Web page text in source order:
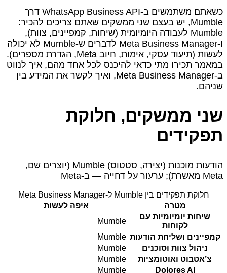
כשאתם משתמשים ב‑WhatsApp Business API דרך
Mumble, יש בעצם שני ממשקים שאתם צריכים להכיר:
Mumble לעבודה היומיומית (שיחות, קמפיינים, צוות),
ו‑Meta Business Manager לדברים ש‑Mumble לא יכולה
לעשות (תיעוד עסקי, אימות, חיוב Meta, הגדרת מספרים).
במאמר תכירו מתי כדאי להיכנס לכל אחד מהם, איך לנווט
ב‑Meta Business Manager, ואיך לקשר את המידע בין
שניהם.
שני ממשקים, חלוקת
תפקידים
הודעות מוכנות (יצירה, סטטוס) Mumble (יוצרים שם,
Meta מאשרת); ערעור על דחייה — ב‑Meta
חלוקת תפקידים בין Mumble ל‑Meta Business Manager
מטרה
איפה לעשות
שיחות יומיומיות עם
לקוחות
Mumble
קמפיינים ושליחת הודעות Mumble
ניהול צוות וסוכנים
Mumble
צ’אטבוט ואוטומציות
Mumble
Dolores AI
Mumble